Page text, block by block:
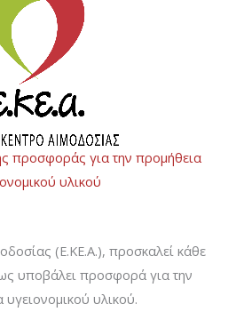
προσφοράς για την προμήθεια
υλικού
(Ε.ΚΕ.Α.), προσκαλεί κάθε
υποβάλει προσφορά για την
υλικού.